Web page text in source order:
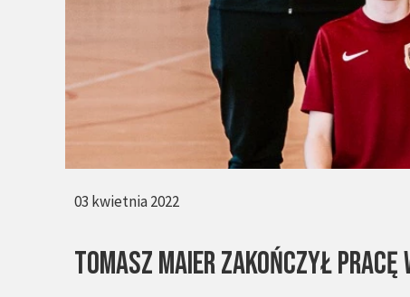
Tomasz Maier zakończył pracę
03 kwietnia 2022